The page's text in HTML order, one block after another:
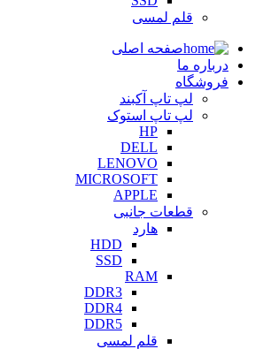
قلم لمسی
صفحه اصلی
درباره ما
فروشگاه
لپ تاپ آکبند
لپ تاپ استوک
HP
DELL
LENOVO
MICROSOFT
APPLE
قطعات جانبی
هارد
HDD
SSD
RAM
DDR3
DDR4
DDR5
قلم لمسی